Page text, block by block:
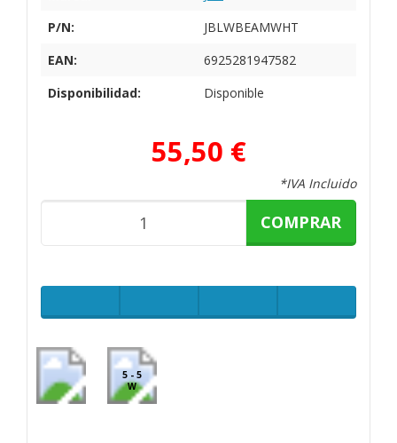
P/N:
JBLWBEAMWHT
EAN:
6925281947582
Disponibilidad:
Disponible
55,50 €
*IVA Incluido
COMPRAR
5 - 5
W